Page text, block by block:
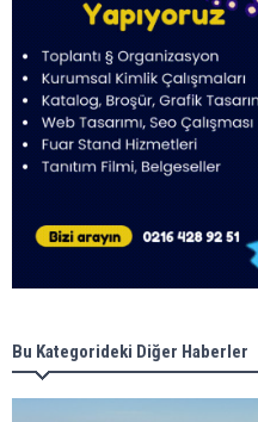
Bu Kategorideki Diğer Haberler